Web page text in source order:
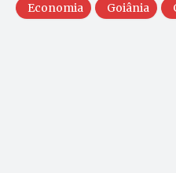
Economia Goiânia